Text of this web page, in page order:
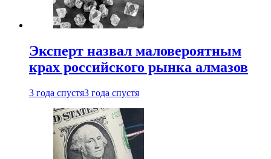
Эксперт назвал маловероятным
крах российского рынка алмазов
3 года спустя3 года спустя